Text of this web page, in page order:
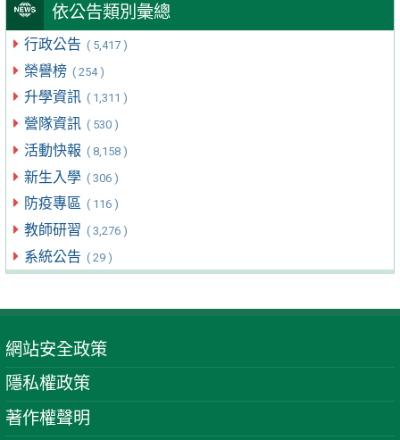
依公告類別彙總
行政公告 ( 5,417 )
榮譽榜 ( 254 )
升學資訊 ( 1,311 )
營隊資訊 ( 530 )
活動快報 ( 8,158 )
新生入學 ( 306 )
防疫專區 ( 116 )
教師研習 ( 3,276 )
系統公告 ( 29 )
網站安全政策
隱私權政策
著作權聲明